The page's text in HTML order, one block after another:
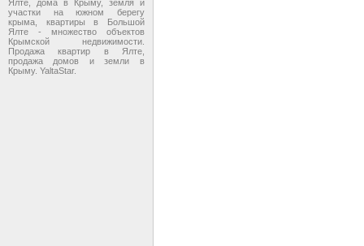
Ялте, дома в Крыму, земля и
участки на южном берегу
крыма, квартиры в Большой
Ялте - множество объектов
Крымской недвижимости.
Продажа квартир в Ялте,
продажа домов и земли в
Крыму. YaltaStar.